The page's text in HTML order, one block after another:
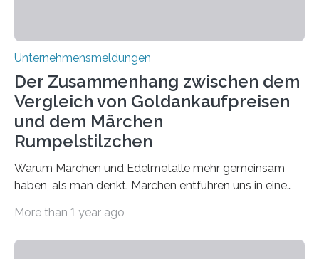
Unternehmensmeldungen
Der Zusammenhang zwischen dem
Vergleich von Goldankaufpreisen
und dem Märchen
Rumpelstilzchen
Warum Märchen und Edelmetalle mehr gemeinsam
haben, als man denkt. Märchen entführen uns in eine
Wendungen die Hauptrolle spielen. Doch haben Sie
More than 1 year ago